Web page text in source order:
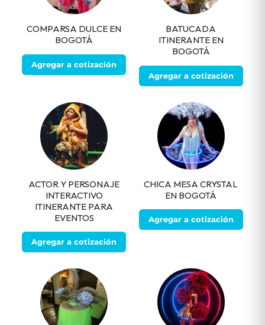
COMPARSA DULCE EN
BOGOTÁ
Agregar a cotización
BATUCADA
ITINERANTE EN
BOGOTÁ
Agregar a cotización
ACTOR Y PERSONAJE
INTERACTIVO
ITINERANTE PARA
EVENTOS
Agregar a cotización
CHICA MESA CRYSTAL
EN BOGOTÁ
Agregar a cotización